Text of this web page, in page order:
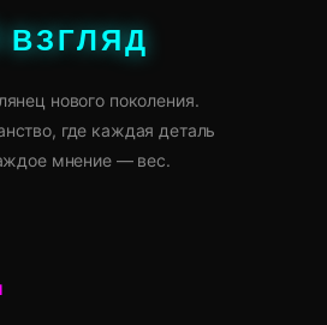
нового поколения.
где каждая деталь
мнение — вес.